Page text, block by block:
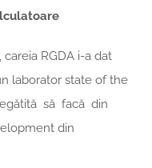
RGDA i-a dat
laborator state of the
să facă din
din